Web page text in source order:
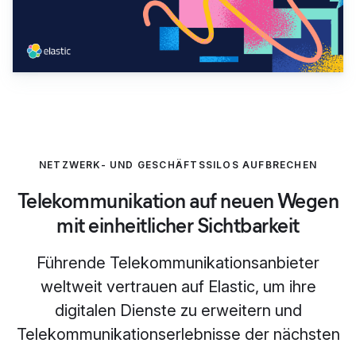
NETZWERK- UND GESCHÄFTSSILOS AUFBRECHEN
Telekommunikation auf neuen Wegen
mit einheitlicher Sichtbarkeit
Führende Telekommunikationsanbieter
weltweit vertrauen auf Elastic, um ihre
digitalen Dienste zu erweitern und
Telekommunikationserlebnisse der nächsten